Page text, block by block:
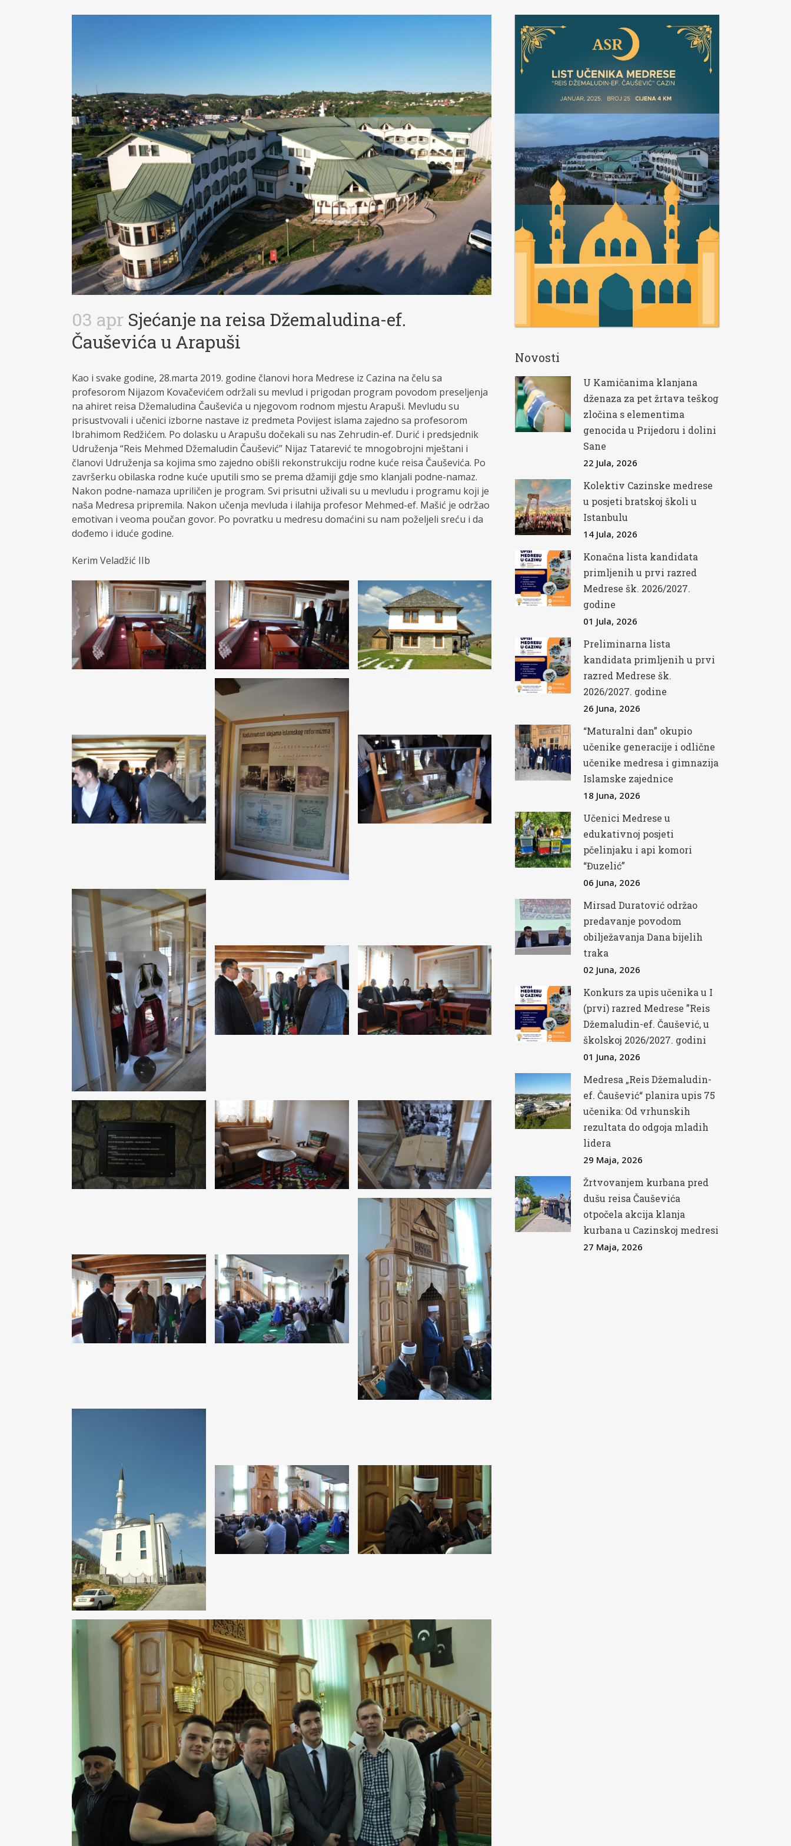
03 apr Sjećanje na reisa Džemaludina-ef.
Čauševića u Arapuši
Kao i svake godine, 28.marta 2019. godine članovi hora Medrese iz Cazina na čelu sa
profesorom Nijazom Kovačevićem održali su mevlud i prigodan program povodom preseljenja
na ahiret reisa Džemaludina Čauševića u njegovom rodnom mjestu Arapuši. Mevludu su
prisustvovali i učenici izborne nastave iz predmeta Povijest islama zajedno sa profesorom
Ibrahimom Redžićem. Po dolasku u Arapušu dočekali su nas Zehrudin-ef. Durić i predsjednik
Udruženja “Reis Mehmed Džemaludin Čaušević” Nijaz Tatarević te mnogobrojni mještani i
članovi Udruženja sa kojima smo zajedno obišli rekonstrukciju rodne kuće reisa Čauševića. Po
završerku obilaska rodne kuće uputili smo se prema džamiji gdje smo klanjali podne-namaz.
Nakon podne-namaza upriličen je program. Svi prisutni uživali su u mevludu i programu koji je
naša Medresa pripremila. Nakon učenja mevluda i ilahija profesor Mehmed-ef. Mašić je održao
emotivan i veoma poučan govor. Po povratku u medresu domaćini su nam poželjeli sreću i da
dođemo i iduće godine.
Kerim Veladžić IIb
Novosti
U Kamičanima klanjana
dženaza za pet žrtava teškog
zločina s elementima
genocida u Prijedoru i dolini
Sane
22 Jula, 2026
Kolektiv Cazinske medrese
u posjeti bratskoj školi u
Istanbulu
14 Jula, 2026
Konačna lista kandidata
primljenih u prvi razred
Medrese šk. 2026/2027.
godine
01 Jula, 2026
Preliminarna lista
kandidata primljenih u prvi
razred Medrese šk.
2026/2027. godine
26 Juna, 2026
“Maturalni dan” okupio
učenike generacije i odlične
učenike medresa i gimnazija
Islamske zajednice
18 Juna, 2026
Učenici Medrese u
edukativnoj posjeti
pčelinjaku i api komori
“Đuzelić”
06 Juna, 2026
Mirsad Duratović održao
predavanje povodom
obilježavanja Dana bijelih
traka
02 Juna, 2026
Konkurs za upis učenika u I
(prvi) razred Medrese ”Reis
Džemaludin-ef. Čaušević, u
školskoj 2026/2027. godini
01 Juna, 2026
Medresa „Reis Džemaludin-
ef. Čaušević“ planira upis 75
učenika: Od vrhunskih
rezultata do odgoja mladih
lidera
29 Maja, 2026
Žrtvovanjem kurbana pred
dušu reisa Čauševića
otpočela akcija klanja
kurbana u Cazinskoj medresi
27 Maja, 2026